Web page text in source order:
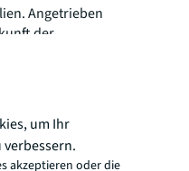
Angetrieben
der
bessere Welt zu
unsere Kunden,
dabei,
zu treffen.
globale
um Ihr
akzeptieren oder die